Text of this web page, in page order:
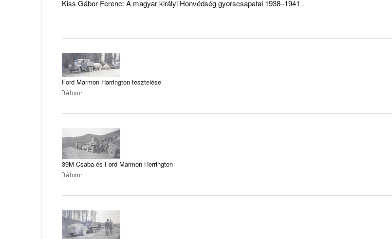
Kiss Gábor Ferenc: A magyar királyi Honvédség gyorscsapatai 1938–1941 .
Ford Marmon Harrington tesztelése
Dátum:
39M Csaba és Ford Marmon Herrington
Dátum: